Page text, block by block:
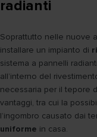
radianti
Soprattutto nelle nuove
installare un impianto di
sistema a pannelli
all’interno del
necessaria per il tepore
vantaggi, tra cui la
l’ingombro causato dai
uniforme in casa.